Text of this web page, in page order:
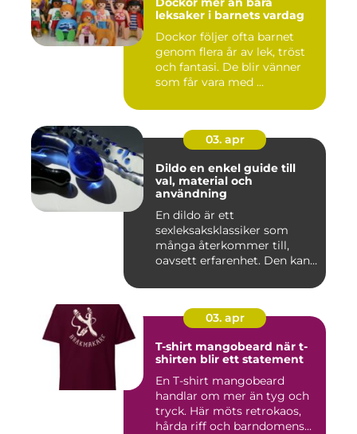
leksaker i barnets vardag
Dockor följer ofta barnet
genom flera år av lek, tröst
och fantasi. De blir vänner
som får vara med ...
03. apr
Dildo en enkel guide till
val, material och
användning
En dildo är ett
sexleksaksklassiker som
många återkommer till,
oavsett erfarenhet. Den kan
03. apr
T-shirt mangobeard när t-
shirten blir ett statement
En T-shirt mangobeard
handlar om mer än tyg och
tryck. Här möts retrokaos,
hårda riff och barndomens...